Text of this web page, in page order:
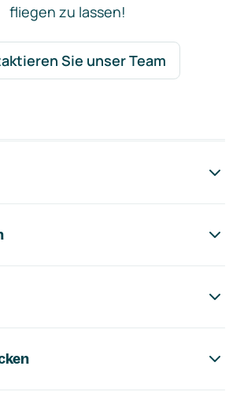
fliegen zu lassen!
Sie unser Team